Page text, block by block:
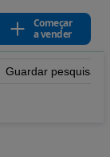
Começar
a vender
Guardar pesquisa